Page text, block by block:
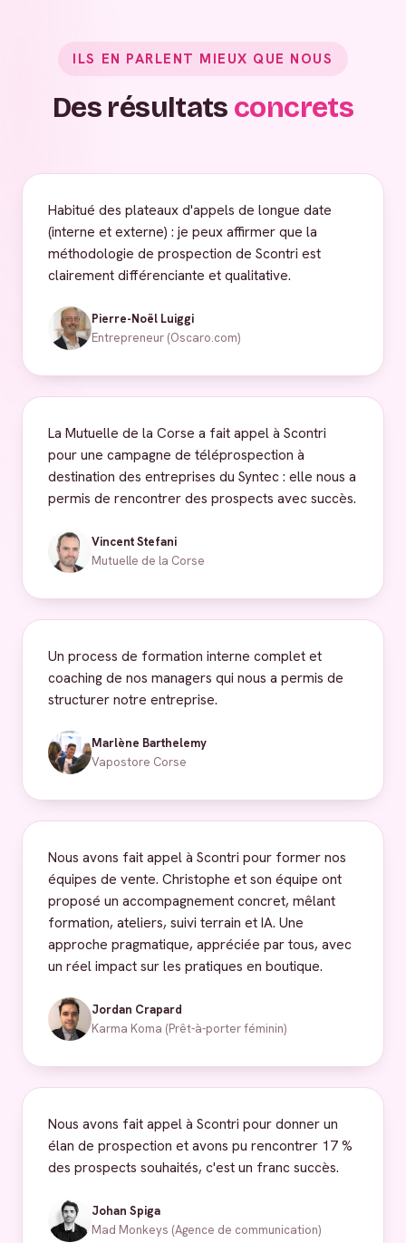
ILS EN PARLENT MIEUX QUE NOUS
Des résultats concrets
Habitué des plateaux d'appels de longue date
(interne et externe) : je peux affirmer que la
méthodologie de prospection de Scontri est
clairement différenciante et qualitative.
Pierre-Noël Luiggi
Entrepreneur (Oscaro.com)
La Mutuelle de la Corse a fait appel à Scontri
pour une campagne de téléprospection à
destination des entreprises du Syntec : elle nous a
permis de rencontrer des prospects avec succès.
Vincent Stefani
Mutuelle de la Corse
Un process de formation interne complet et
coaching de nos managers qui nous a permis de
structurer notre entreprise.
Marlène Barthelemy
Vapostore Corse
Nous avons fait appel à Scontri pour former nos
équipes de vente. Christophe et son équipe ont
proposé un accompagnement concret, mêlant
formation, ateliers, suivi terrain et IA. Une
approche pragmatique, appréciée par tous, avec
un réel impact sur les pratiques en boutique.
Jordan Crapard
Karma Koma (Prêt-à-porter féminin)
Nous avons fait appel à Scontri pour donner un
élan de prospection et avons pu rencontrer 17 %
des prospects souhaités, c'est un franc succès.
Johan Spiga
Mad Monkeys (Agence de communication)